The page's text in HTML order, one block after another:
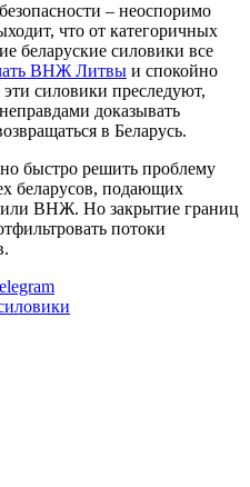
– неоспоримо
что от категоричных
беларуские силовики все
ВНЖ Литвы и спокойно
силовики преследуют,
доказывать
в Беларусь.
быстро решить проблему
беларусов, подающих
ВНЖ. Но закрытие границ
потоки